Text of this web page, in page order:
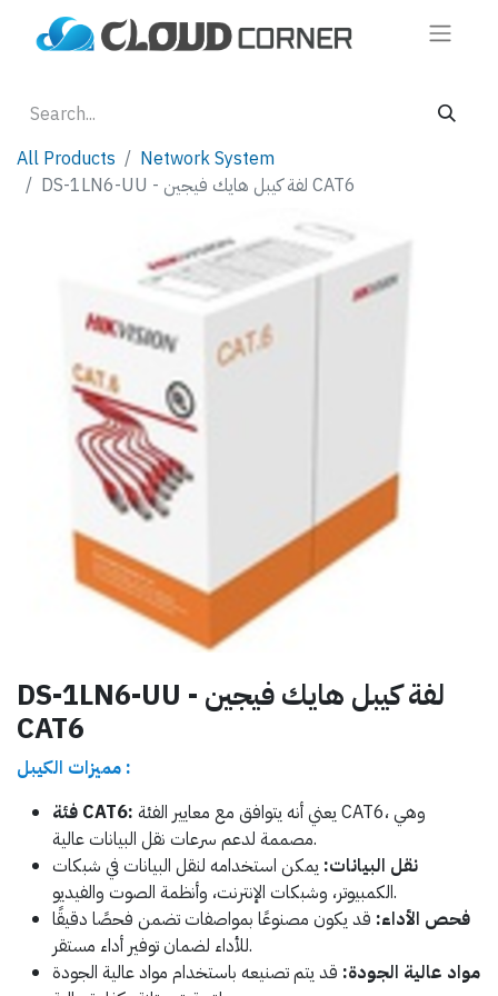
All Products
Network System
DS-1LN6-UU - لفة كيبل هايك فيجين CAT6
DS-1LN6-UU - لفة كيبل هايك فيجين
CAT6
مميزات الكيبل :
فئة CAT6:
مصممة لدعم سرعات نقل البيانات عالية.
نقل البيانات: يمكن استخدامه لنقل البيانات في شبكات
الكمبيوتر، وشبكات الإنترنت، وأنظمة الصوت والفيديو.
فحص الأداء: قد يكون مصنوعًا بمواصفات تضمن فحصًا دقيقًا
للأداء لضمان توفير أداء مستقر.
مواد عالية الجودة: قد يتم تصنيعه باستخدام مواد عالية الجودة